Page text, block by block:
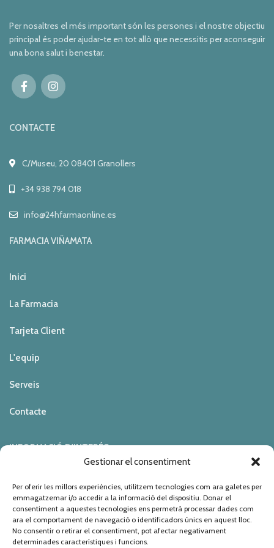
Gestionar el consentiment
Per oferir les millors experiències, utilitzem tecnologies com ara galetes per
emmagatzemar i/o accedir a la informació del dispositiu. Donar el
consentiment a aquestes tecnologies ens permetrà processar dades com
ara el comportament de navegació o identificadors únics en aquest lloc.
No consentir o retirar el consentiment, pot afectar negativament
determinades característiques i funcions.
Per nosaltres el més important són les persones i el nostre objectiu
principal és poder ajudar-te en tot allò que necessitis per aconseguir
una bona salut i benestar.
CONTACTE
C/Museu, 20 08401 Granollers
+34 938 794 018
info@24hfarmaonline.es
FARMACIA VIÑAMATA
Inici
La Farmacia
Tarjeta Client
L'equip
Serveis
Contacte
INFORMACIÓ D'INTERÉS
Política de Privacitat
Política de Cookies
Avis Legal